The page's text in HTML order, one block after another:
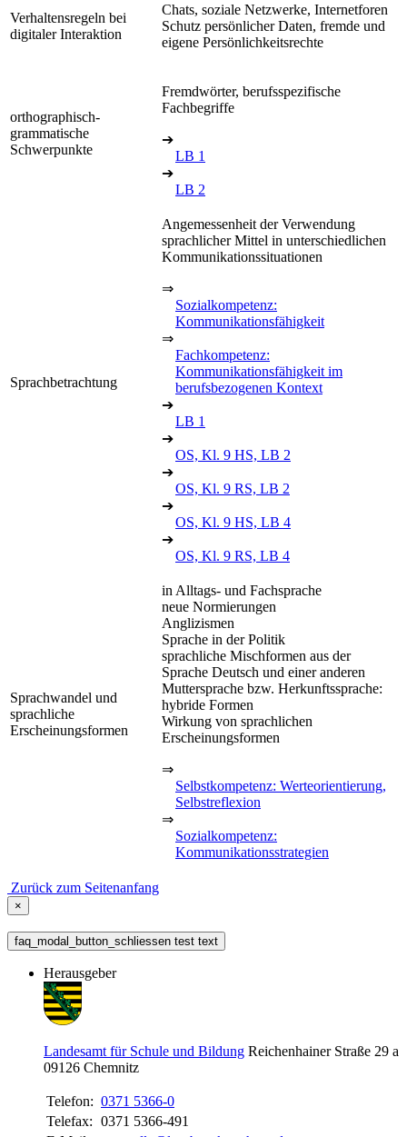
Verhaltensregeln bei
digitaler Interaktion
Chats, soziale Netzwerke, Internetforen
Schutz persönlicher Daten, fremde und
eigene Persönlichkeitsrechte
orthographisch-
grammatische
Schwerpunkte
Fremdwörter, berufsspezifische
Fachbegriffe
➔
LB 1
➔
LB 2
Sprachbetrachtung
Angemessenheit der Verwendung
sprachlicher Mittel in unterschiedlichen
Kommunikationssituationen
⇒
Sozialkompetenz:
Kommunikationsfähigkeit
⇒
Fachkompetenz:
Kommunikationsfähigkeit im
berufsbezogenen Kontext
➔
LB 1
➔
OS, Kl. 9 HS, LB 2
➔
OS, Kl. 9 RS, LB 2
➔
OS, Kl. 9 HS, LB 4
➔
OS, Kl. 9 RS, LB 4
Sprachwandel und
sprachliche
Erscheinungsformen
in Alltags- und Fachsprache
neue Normierungen
Anglizismen
Sprache in der Politik
sprachliche Mischformen aus der
Sprache Deutsch und einer anderen
Muttersprache bzw. Herkunftssprache:
hybride Formen
Wirkung von sprachlichen
Erscheinungsformen
⇒
Selbstkompetenz: Werteorientierung,
Selbstreflexion
⇒
Sozialkompetenz:
Kommunikationsstrategien
Zurück zum Seitenanfang
×
faq_modal_button_schliessen test text
Herausgeber
Landesamt für Schule und Bildung Reichenhainer Straße 29 a
09126 Chemnitz
Telefon: 0371 5366-0
Telefax: 0371 5366-491